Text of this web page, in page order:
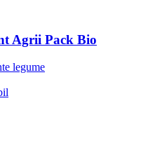
Agrii Pack Bio
legume